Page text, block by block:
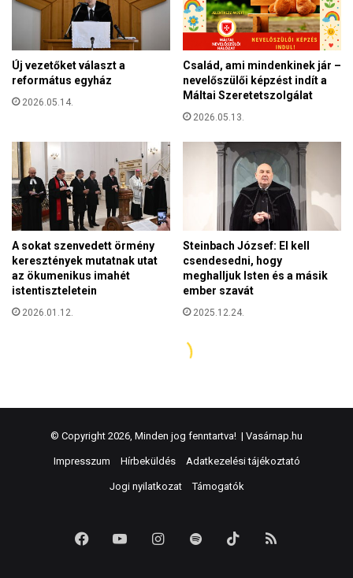
© Copyright 2026, Minden jog fenntartva! | Vasárnap.hu
Impresszum Hírbeküldés Adatkezelési tájékoztató
Jogi nyilatkozat Támogatók
FacebookYouTubeInstagram
Spotify TikTok